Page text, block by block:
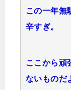
この一年無
辛すぎ。
ここから頑
ないものだ